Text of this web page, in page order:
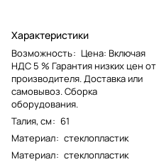
Характеристики
Возможность: Цена: Включая
НДС 5 % Гарантия низких цен от
производителя. Доставка или
самовывоз. Сборка
оборудования.
Талия, см: 61
Материал: стеклопластик
Материал: стеклопластик